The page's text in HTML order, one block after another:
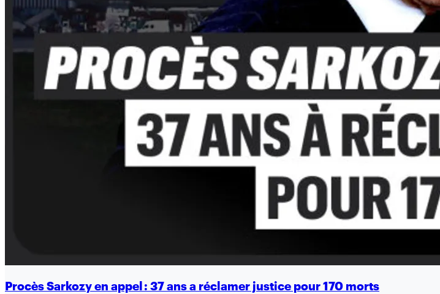
Procès Sarkozy en appel : 37 ans a réclamer justice pour 170 morts